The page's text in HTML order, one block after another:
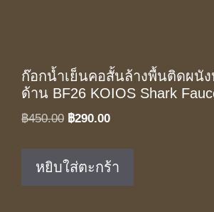
ก๊อกน้ำเย็นคอสั้นล้างพื้นติดผนั
ด้าน BF26 KOIOS Shark
฿450.00 Original
was:
฿450.00.
฿290.00Current
฿290.00.
หยิบใส่ตะกร้า